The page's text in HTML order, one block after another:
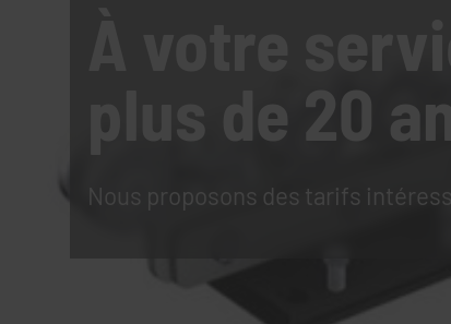
À votre
plus de 20
Nous proposons des tarifs